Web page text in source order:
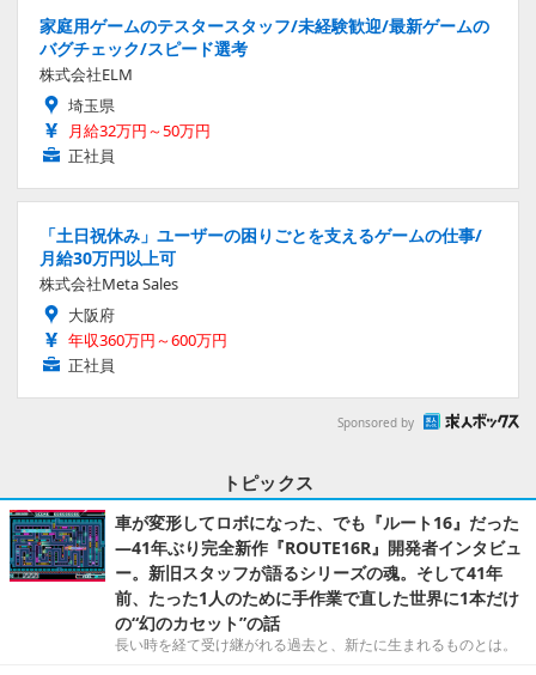
家庭用ゲームのテスタースタッフ/未経験歓迎/最新ゲームの
バグチェック/スピード選考
株式会社ELM
埼玉県
月給32万円～50万円
正社員
「土日祝休み」ユーザーの困りごとを支えるゲームの仕事/
月給30万円以上可
株式会社Meta Sales
大阪府
年収360万円～600万円
正社員
Sponsored by
トピックス
車が変形してロボになった、でも『ルート16』だった
―41年ぶり完全新作『ROUTE16R』開発者インタビュ
ー。新旧スタッフが語るシリーズの魂。そして41年
前、たった1人のために手作業で直した世界に1本だけ
の“幻のカセット”の話
長い時を経て受け継がれる過去と、新たに生まれるものとは。